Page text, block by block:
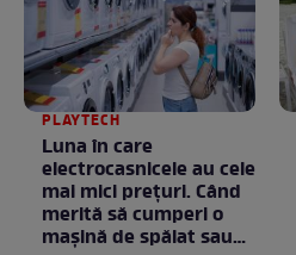
PLAYTECH
Luna în care
electrocasnicele au cele
mai mici prețuri. Când
merită să cumperi o
mașină de spălat sau